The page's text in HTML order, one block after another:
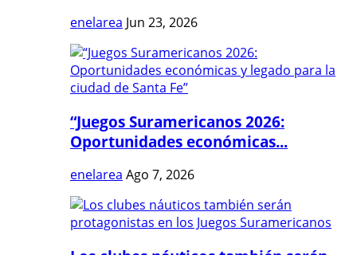
enelarea Jun 23, 2026
“Juegos Suramericanos 2026:
Oportunidades económicas...
enelarea Ago 7, 2026